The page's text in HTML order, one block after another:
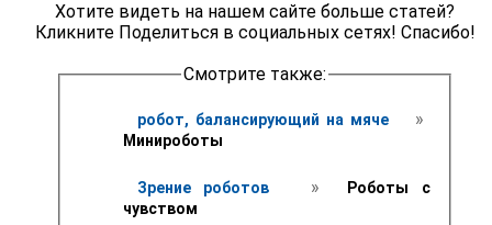
Хотите видеть на нашем сайте больше статей?
Кликните Поделиться в социальных сетях! Спасибо!
Смотрите также:
робот, балансирующий на мяче »
Минироботы
Зрение роботов »
Роботы с
чувством